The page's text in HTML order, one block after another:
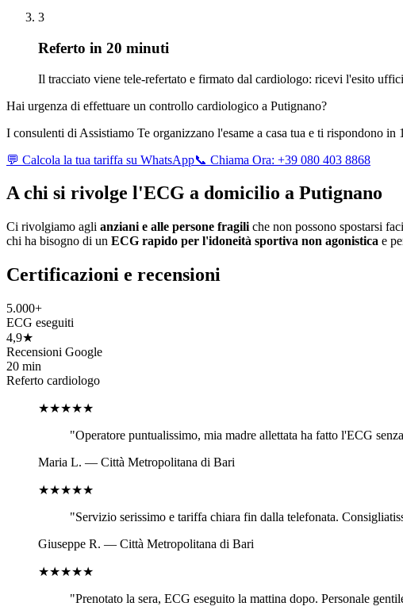
3
Referto in 20 minuti
Il tracciato viene tele-refertato e firmato dal cardiologo: ricevi l'esito
Hai urgenza di effettuare un controllo cardiologico a Putignano?
I consulenti di Assistiamo Te organizzano l'esame a casa tua e ti rispondono in
💬 Calcola la tua tariffa su WhatsApp📞 Chiama Ora: +39 080 403 8868
A chi si rivolge l'ECG a domicilio a Putignano
Ci rivolgiamo agli anziani e alle persone fragili che non possono spostarsi
chi ha bisogno di un ECG rapido per l'idoneità sportiva non agonistica e
Certificazioni e recensioni
5.000+
ECG eseguiti
4,9★
Recensioni Google
20 min
Referto cardiologo
★★★★★
"Operatore puntualissimo, mia madre allettata ha fatto l'ECG
Maria L. — Città Metropolitana di Bari
★★★★★
"Servizio serissimo e tariffa chiara fin dalla telefonata.
Giuseppe R. — Città Metropolitana di Bari
★★★★★
"Prenotato la sera, ECG eseguito la mattina dopo. Personale